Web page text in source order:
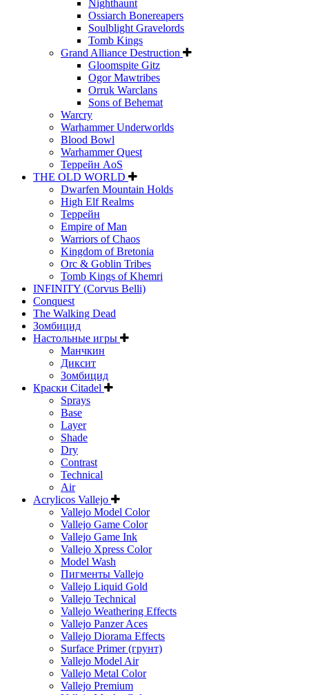
Nighthaunt
Ossiarch Bonereapers
Soulblight Gravelords
Tomb Kings
Grand Alliance Destruction
Gloomspite Gitz
Ogor Mawtribes
Orruk Warclans
Sons of Behemat
Warcry
Warhammer Underworlds
Blood Bowl
Warhammer Quest
Террейн AoS
THE OLD WORLD
Dwarfen Mountain Holds
High Elf Realms
Террейн
Empire of Man
Warriors of Chaos
Kingdom of Bretonia
Orc & Goblin Tribes
Tomb Kings of Khemri
INFINITY (Corvus Belli)
Conquest
The Walking Dead
Зомбицид
Настольные игры
Манчкин
Диксит
Зомбицид
Краски Citadel
Sprays
Base
Layer
Shade
Dry
Contrast
Technical
Air
Acrylicos Vallejo
Vallejo Model Color
Vallejo Game Color
Vallejo Game Ink
Vallejo Xpress Color
Model Wash
Пигменты Vallejo
Vallejo Liquid Gold
Vallejo Technical
Vallejo Weathering Effects
Vallejo Panzer Aces
Vallejo Diorama Effects
Surface Primer (грунт)
Vallejo Model Air
Vallejo Metal Color
Vallejo Premium